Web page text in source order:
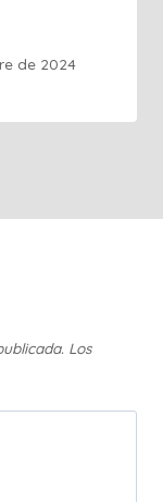
de 2024
Los